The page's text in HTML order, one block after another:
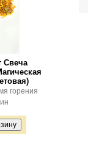
Свеча
горения